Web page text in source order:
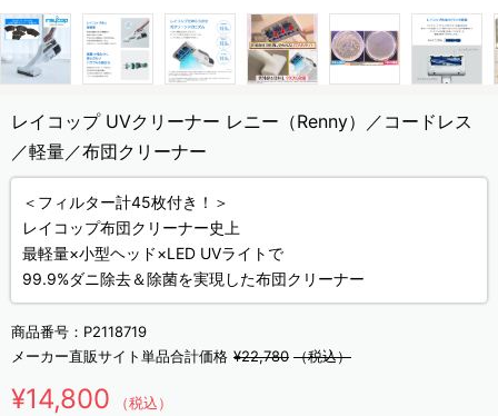
レイコップ UVクリーナー レニー（Renny）／コードレス
／軽量／布団クリーナー
＜フィルター計45枚付き！＞
レイコップ布団クリーナー史上
最軽量×小型ヘッド×LED UVライトで
99.9%ダニ除去＆除菌を実現した布団クリーナー
商品番号： P2118719
メーカー直販サイト単品合計価格 ¥22,780 （税込）
¥14,800 （税込）